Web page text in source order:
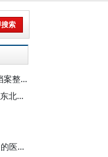
欧阳哲生：历史语言研究所与明清档案整理工作（1928-1949年）
郑天挺：牛录·城守官·姓长——清初东北的地方行政机构
王余意 周晓虹：“我伲贫下中农自己的医生”——赤脚医生的视觉表征与形象建构（1965—1978）